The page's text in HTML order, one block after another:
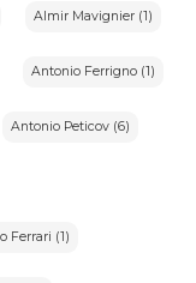
Almir Mavignier (1)
Antonio Ferrigno (1)
Antonio Peticov (6)
Ferrari (1)